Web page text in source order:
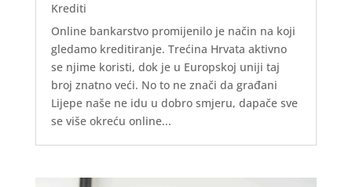
Krediti
Online bankarstvo promijenilo je način na koji
gledamo kreditiranje. Trećina Hrvata aktivno
se njime koristi, dok je u Europskoj uniji taj
broj znatno veći. No to ne znači da građani
Lijepe naše ne idu u dobro smjeru, dapače sve
se više okreću online...